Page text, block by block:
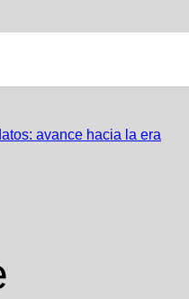
avance hacia la era